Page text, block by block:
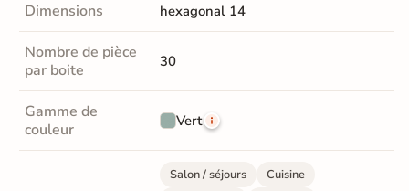
Dimensions hexagonal 14
Nombre de pièce
par boite
30
Gamme de
couleur
Vert
Salon / séjours
Cuisine